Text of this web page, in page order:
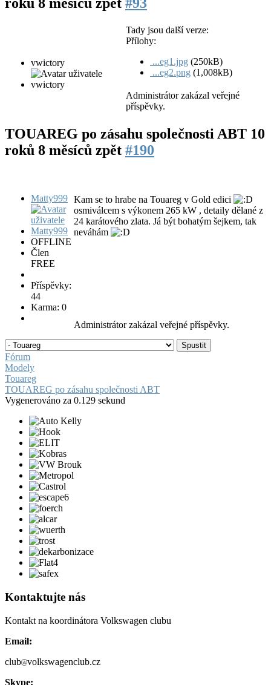
vwictory
Tady jsou další verze:
Přílohy:
...eg1.jpg (250kB)
...eg2.png (1,008kB)
Administrátor zakázal veřejné
příspěvky.
TOUAREG po zásahu společnosti ABT 10
roků 8 měsíců zpět #190
Matty999
OFFLINE
Člen
FREE
Příspěvky:
44
Karma: 0
Kam se to hrabe na Touareg v Gold edici
osmiválcem s výkonem 265 kW , detaily dělané z
24 karátového zlata. Já být bohatým šejkem, tak
neváhám
Administrátor zakázal veřejné příspěvky.
Fórum
Modely
Touareg
TOUAREG po zásahu společnosti ABT
Vygenerováno za 0.129 sekund
Kontaktujte nás
Kontakt na koordinátora Volkswagen clubu
Email:
club volkswagenclub.cz
Skype: